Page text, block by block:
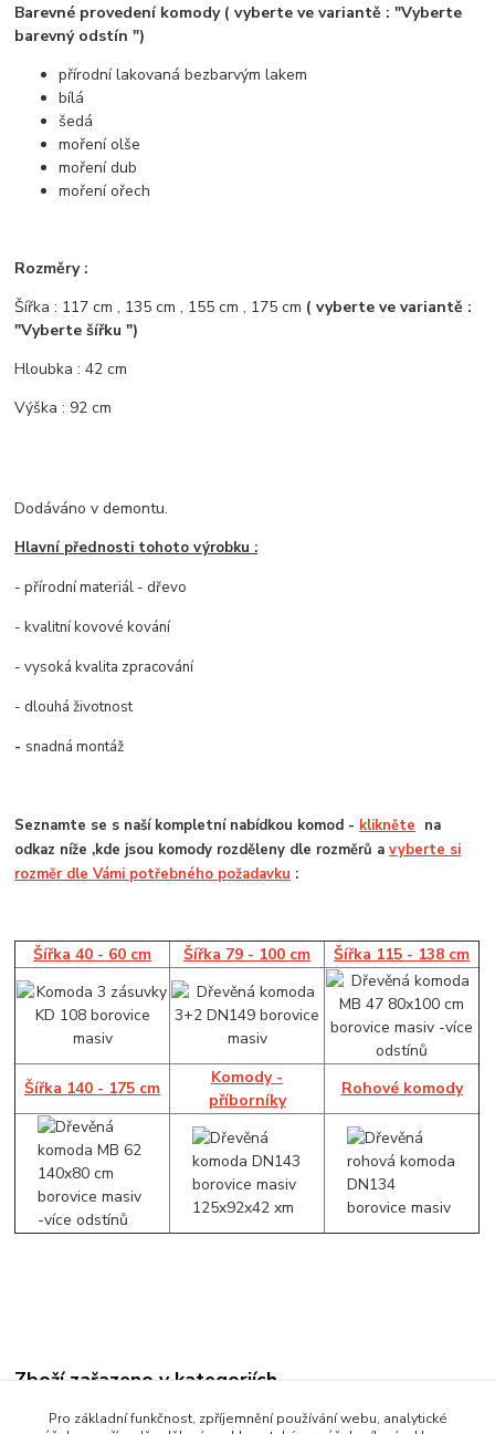
Barevné provedení komody ( vyberte ve variantě : "Vyberte
barevný odstín ")
přírodní lakovaná bezbarvým lakem
bílá
šedá
moření olše
moření dub
moření ořech
Rozměry :
Šířka : 117 cm , 135 cm , 155 cm , 175 cm ( vyberte ve variantě :
"Vyberte šířku ")
Hloubka : 42 cm
Výška : 92 cm
Dodáváno v demontu.
Hlavní přednosti tohoto výrobku :
- přírodní materiál - dřevo
- kvalitní kovové kování
- vysoká kvalita zpracování
- dlouhá životnost
- snadná montáž
Seznamte se s naší kompletní nabídkou komod - klikněte na
odkaz níže ,kde jsou komody rozděleny dle rozměrů avyberte si
rozměr dle Vámi potřebného požadavku :
Šířka 40 - 60 cm Šířka 79 - 100 cm Šířka 115 - 138 cm
Šířka 140 - 175 cm
Komody -
příborníky
Rohové komody
Zboží zařazeno v kategoriích
Komody
Pro základní funkčnost, zpříjemnění používání webu, analytické